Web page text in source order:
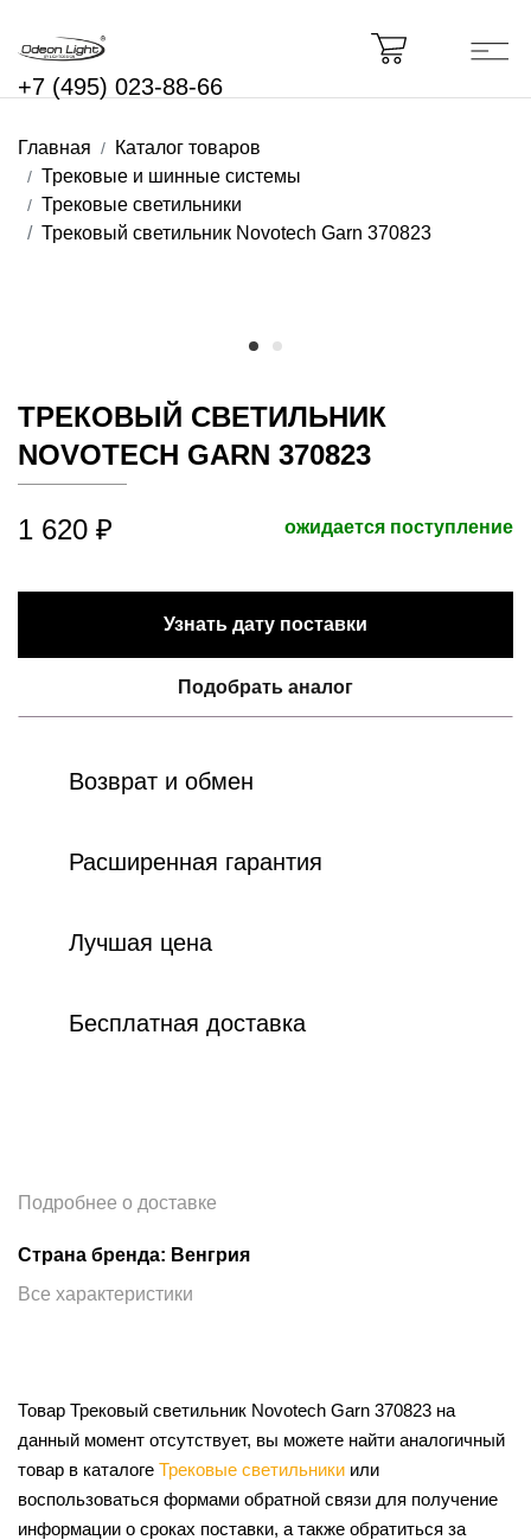
+7 (495) 023-88-66
Главная
Каталог товаров
Трековые и шинные системы
Трековые светильники
Трековый светильник Novotech Garn 370823
ТРЕКОВЫЙ СВЕТИЛЬНИК
NOVOTECH GARN 370823
1 620 ₽ ожидается поступление
Узнать дату поставки
Подобрать аналог
Возврат и обмен
Расширенная гарантия
Лучшая цена
Бесплатная доставка
Подробнее о доставке
Страна бренда: Венгрия
Все характеристики
Товар Трековый светильник Novotech Garn 370823 на
данный момент отсутствует, вы можете найти аналогичный
товар в каталоге Трековые светильники или
воспользоваться формами обратной связи для получение
информации о сроках поставки, а также обратиться за